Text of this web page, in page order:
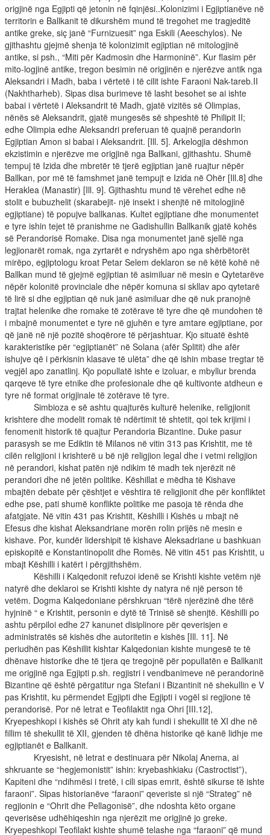
origjinë nga Egjipti që jetonin në fqinjësi..Kolonizimi i Egjiptianëve në
territorin e Ballkanit të dikurshëm mund të tregohet me tragjeditë
antike greke, siç janë “Furnizuesit” nga Eskili (Aeeschylos). Ne
gjithashtu gjejmë shenja të kolonizimit egjiptian në mitologjinë
antike, si psh., “Miti për Kadmosin dhe Harmoninë”. Kur flasim për
mito-logjinë antike, tregon besimin në origjinën e njerëzve antik nga
Aleksandri i Madh, baba i vërtetë i të cilit ishte Faraoni Nak-tareb.II
(Nakhtharheb). Sipas disa burimeve të lasht besohet se ai ishte
babai i vërtetë i Aleksandrit të Madh, gjatë vizitës së Olimpias,
nënës së Aleksandrit, gjatë mungesës së shpeshtë të Philipit II;
edhe Olimpia edhe Aleksandri preferuan të quajnë perandorin
Egjiptian Amon si babai i Aleksandrit. [Ill. 5]. Arkelogjia dëshmon
ekzistimin e njerëzve me origjinë nga Ballkani, gjithashtu. Shumë
tempuj të Izida dhe mbretër të tjerë egjiptian janë ruajtur nëpër
Ballkan, por më të famshmet janë tempujt e Izida në Ohër [Ill.8] dhe
Heraklea (Manastir) [Ill. 9]. Gjithashtu mund të vërehet edhe në
stolit e bubuzhelit (skarabejit- një insekt i shenjtë në mitologjinë
egjiptiane) të popujve ballkanas. Kultet egjiptiane dhe monumentet
e tyre ishin tejet të pranishme ne Gadishullin Ballkanik gjatë kohës
së Perandorisë Romake. Disa nga monumentet janë sjellë nga
legjionarët romak, nga zyrtarët e ndryshëm apo nga shërbëtorët
mirëpo, egjiptologu kroat Petar Selem deklaron se në këtë kohë në
Ballkan mund të gjejmë egjiptian të asimiluar në mesin e Qytetarëve
nëpër kolonitë provinciale dhe nëpër komuna si skllav apo qytetarë
të lirë si dhe egjiptian që nuk janë asimiluar dhe që nuk pranojnë
trajtat helenike dhe romake të zotërave të tyre dhe që mundohen të
i mbajnë monumentet e tyre në gjuhën e tyre amtare egjiptiane, por
që janë në një pozitë shoqërore të përjashtuar. Kjo situatë është
karakteristike për “egjiptianët” në Solana (afër Splitit) dhe afër
ishujve që i përkisnin klasave të ulëta” dhe që ishin mbase tregtar të
vegjël apo zanatlinj. Kjo popullatë ishte e izoluar, e mbyllur brenda
qarqeve të tyre etnike dhe profesionale dhe që kultivonte atdheun e
tyre në format origjinale të zotërave të tyre.
Simbioza e së ashtu quajturës kulturë helenike, religjionit
krishtere dhe modelit romak të ndërtimit të shtetit, qoi tek krijimi i
fenomenit historik të quajtur Perandoria Bizantine. Duke pasur
parasysh se me Ediktin të Milanos në vitin 313 pas Krishtit, me të
cilën religjioni i krishterë u bë një religjion legal dhe i vetmi religjion
në perandori, kishat patën një ndikim të madh tek njerëzit në
perandori dhe në jetën politike. Këshillat e mëdha të Kishave
mbajtën debate për çështjet e vështira të religjionit dhe për konfliktet
edhe pse, pati shumë konflikte politike me pasoja të rënda dhe
afatgjate. Në vitin 431 pas Krishtit, Këshilli i Kishës u mbajt në
Efesus dhe kishat Aleksandriane morën rolin prijës në mesin e
kishave. Por, kundër lidershipit të kishave Aleksadriane u bashkuan
episkopitë e Konstantinopolit dhe Romës. Në vitin 451 pas Krishtit, u
mbajt Këshilli i katërt i përgjithshëm.
Këshilli i Kalqedonit refuzoi idenë se Krishti kishte vetëm një
natyrë dhe deklaroi se Krishti kishte dy natyra në një person të
vetëm. Dogma Kalqedoniane përshkruan “tërë njerëzinë dhe tërë
hyjninë “ e Krishtit, personin e dytë të Trinisë së shenjtë. Këshilli po
ashtu përpiloi edhe 27 kanunet disiplinore për qeverisjen e
administratës së kishës dhe autoritetin e kishës [Ill. 11]. Në
periudhën pas Këshillit kishtar Kalqedonian kishte mungesë te të
dhënave historike dhe të tjera qe tregojnë për popullatën e Ballkanit
me origjinë nga Egjipti p.sh. regjistri i vendbanimeve në perandorinë
Bizantine që është përgatitur nga Stefani i Bizantinit në shekullin e V
pas Krishtit, ku përmendet Egjipti dhe Egjipti i vogël si regjione të
perandorisë. Por në letrat e Teofilaktit nga Ohri [III.12],
Kryepeshkopi i kishës së Ohrit aty kah fundi i shekullit të XI dhe në
fillim të shekullit të XII, gjenden të dhëna historike që kanë lidhje me
egjiptianët e Ballkanit.
Kryesisht, në letrat e destinuara për Nikolaj Anema, ai
shkruante se “hegjemonistit” ishin: kryebashkiaku (Castroctist”),
Kapiteni dhe “ndihmësi i tretë, i cili sipas emrit, është sikurse të ishte
faraoni”. Sipas historianëve “faraoni” qeveriste si një “Strateg” në
regjionin e “Ohrit dhe Pellagonisë”, dhe ndoshta këto organe
qeverisëse udhëhiqeshin nga njerëzit me origjinë jo greke.
Kryepeshkopi Teofilakt kishte shumë telashe nga “faraoni” që mund